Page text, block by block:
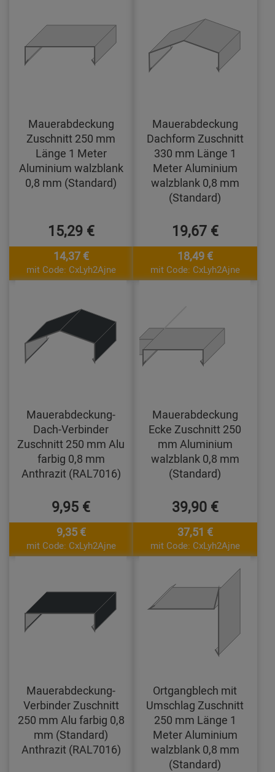
Mauerabdeckung
Zuschnitt 250 mm
Länge 1 Meter
Aluminium walzblank
0,8 mm (Standard)
15,29 €
14,37 €
mit Code: CxLyh2Ajne
Mauerabdeckung
Dachform Zuschnitt
330 mm Länge 1
Meter Aluminium
walzblank 0,8 mm
(Standard)
19,67 €
18,49 €
mit Code: CxLyh2Ajne
Mauerabdeckung-
Dach-Verbinder
Zuschnitt 250 mm Alu
farbig 0,8 mm
Anthrazit (RAL7016)
9,95 €
9,35 €
mit Code: CxLyh2Ajne
Mauerabdeckung
Ecke Zuschnitt 250
mm Aluminium
walzblank 0,8 mm
(Standard)
39,90 €
37,51 €
mit Code: CxLyh2Ajne
Mauerabdeckung-
Verbinder Zuschnitt
250 mm Alu farbig 0,8
mm (Standard)
Anthrazit (RAL7016)
Ortgangblech mit
Umschlag Zuschnitt
250 mm Länge 1
Meter Aluminium
walzblank 0,8 mm
(Standard)